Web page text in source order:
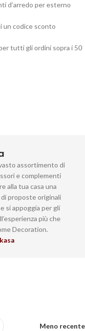
d’arredo per esterno
un codice sconto
tutti gli ordini sopra i 50
assortimento di
e complementi
alla tua casa una
proposte originali
si appoggia per gli
più che
Decoration.
Meno recente